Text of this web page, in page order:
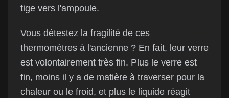
tige vers l'ampoule.
Vous détestez la fragilité de ces
thermomètres à l'ancienne ? En fait, leur verre
est volontairement très fin. Plus le verre est
fin, moins il y a de matière à traverser pour la
chaleur ou le froid, et plus le liquide réagit